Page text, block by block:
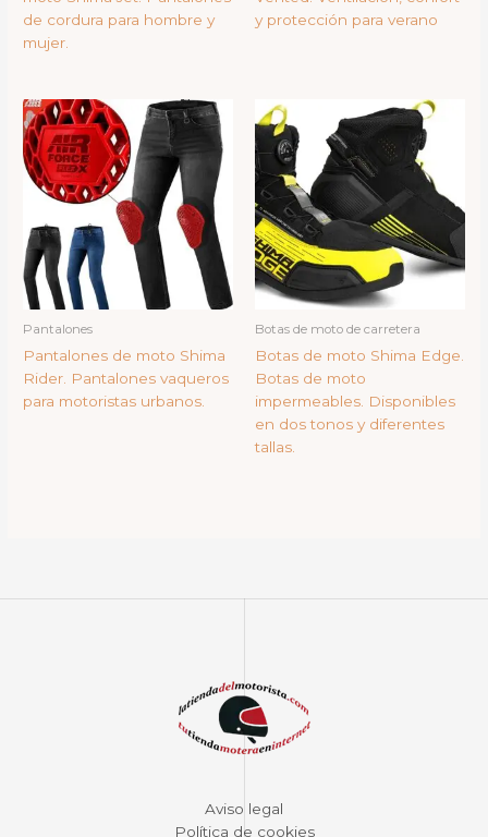
de cordura para hombre y
mujer.
y protección para verano
Pantalones
Pantalones de moto Shima
Rider. Pantalones vaqueros
para motoristas urbanos.
Botas de moto de carretera
Botas de moto Shima Edge.
Botas de moto
impermeables. Disponibles
en dos tonos y diferentes
tallas.
Aviso legal
Política de cookies